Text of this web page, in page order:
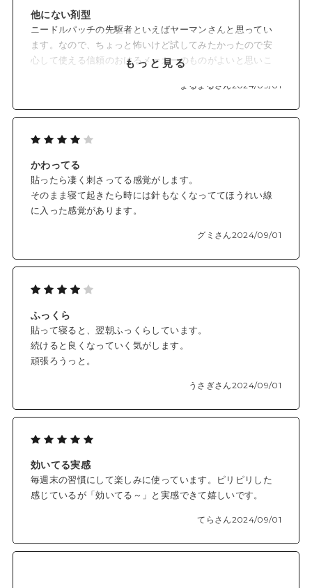
エイジラインに長時間アプローチ。
3. ヒアルロン酸クロスポリマー-2-Na
ヒアルロン酸は通常肌で分解されやすくとどまりにくいが、本
製品ではそのデメリットを独自技術で改良し、
持続性のある形状で効率よく浸透※2させることが可能です。
７つのフリー成分処方
シリコン、エタノール不使用
*1 角質層まで
*2 肌に貼った際のニードルによる体感刺激
*3 保湿成分
*4 製造上、本数には若干の変動があります
他にない剤型
ニードルパッチの先駆者といえばヤーマンさんと思ってい
ます。なので、ちょっと怖いけど試してみたかったので安
心して使える信頼のおけるメーカーのものがよいと思いこ
ですが、そうすると剥がれやすいので貼りたい部位はクリ
感じました。効果は一時的なのでスキンケアの一環として
心配なので、予定のある日は前々日くらいにしたいです
ね。
もっと見る
まるまるさん2024/09/01
かわってる
貼ったら凄く刺さってる感覚がします。
そのまま寝て起きたら時には針もなくなっててほうれい線
に入った感覚があります。
グミさん2024/09/01
ふっくら
貼って寝ると、翌朝ふっくらしています。
続けると良くなっていく気がします。
頑張ろうっと。
うさぎさん2024/09/01
効いてる実感
毎週末の習慣にして楽しみに使っています。ピリピリした
感じているが「効いてる～」と実感できて嬉しいです。
てらさん2024/09/01